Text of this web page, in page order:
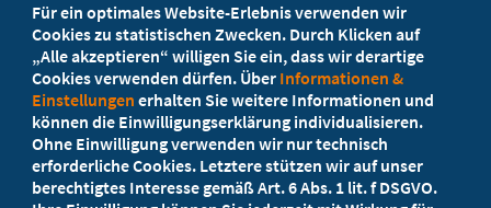
Ihr Landesverband berät Sie!
Ansprechpartner
Werden Sie jetzt Mitglied
Für ein optimales Website-Erlebnis verwenden wir
Cookies zu statistischen Zwecken. Durch Klicken auf
„Alle akzeptieren“ willigen Sie ein, dass wir derartige
Cookies verwenden dürfen. Über Informationen &
Einstellungen erhalten Sie weitere Informationen und
können die Einwilligungserklärung individualisieren.
Ohne Einwilligung verwenden wir nur technisch
erforderliche Cookies. Letztere stützen wir auf unser
berechtigtes Interesse gemäß Art. 6 Abs. 1 lit. f DSGVO.